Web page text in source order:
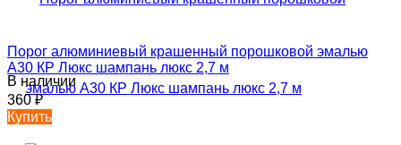
Порог алюминиевый крашенный порошковой эмалью
А30 КР Люкс шампань люкс 2,7 м
В наличии
360₽
Купить